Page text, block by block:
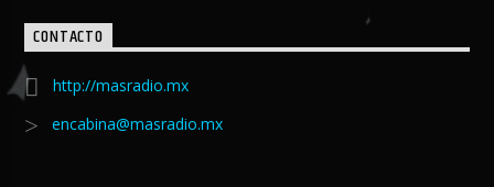
CONTACTO
http://masradio.mx
encabina@masradio.mx